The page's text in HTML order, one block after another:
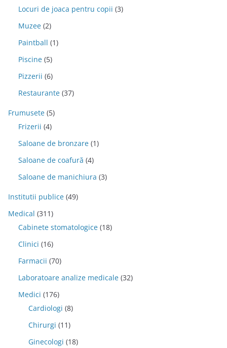
Locuri de joaca pentru copii (3)
Muzee (2)
Paintball (1)
Piscine (5)
Pizzerii (6)
Restaurante (37)
Frumusete (5)
Frizerii (4)
Saloane de bronzare (1)
Saloane de coafură (4)
Saloane de manichiura (3)
Institutii publice (49)
Medical (311)
Cabinete stomatologice (18)
Clinici (16)
Farmacii (70)
Laboratoare analize medicale (32)
Medici (176)
Cardiologi (8)
Chirurgi (11)
Ginecologi (18)